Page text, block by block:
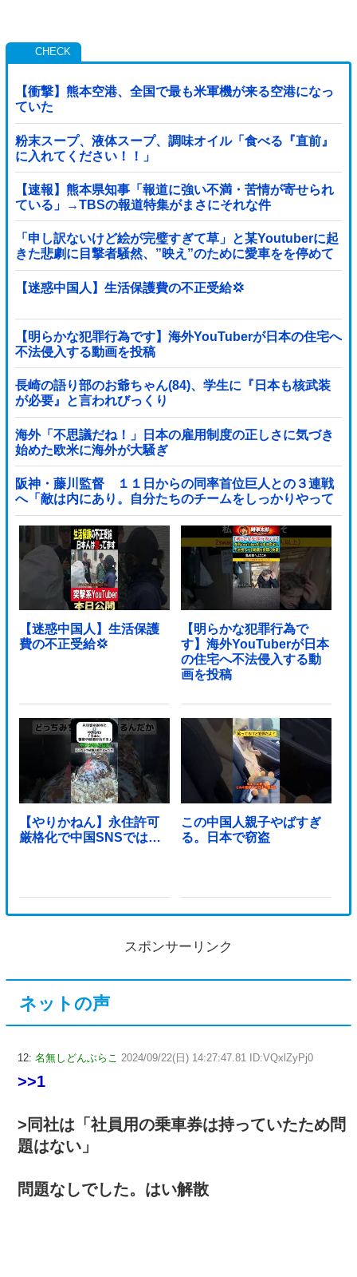
【衝撃】熊本空港、全国で最も米軍機が来る空港になっ
ていた
粉末スープ、液体スープ、調味オイル「食べる『直前』
に入れてください！！」
【速報】熊本県知事「報道に強い不満・苦情が寄せられ
ている」→TBSの報道特集がまさにそれな件
「申し訳ないけど絵が完璧すぎて草」と某Youtuberに起
きた悲劇に目撃者騒然、”映え”のために愛車をを停めて
撮影していたら……
【迷惑中国人】生活保護費の不正受給💢
【明らかな犯罪行為です】海外YouTuberが日本の住宅へ
不法侵入する動画を投稿
長崎の語り部のお爺ちゃん(84)、学生に『日本も核武装
が必要』と言われびっくり
海外「不思議だね！」日本の雇用制度の正しさに気づき
始めた欧米に海外が大騒ぎ
阪神・藤川監督 １１日からの同率首位巨人との３連戦
へ「敵は内にあり。自分たちのチームをしっかりやって
いく」他
【迷惑中国人】生活保護
費の不正受給💢
【明らかな犯罪行為で
す】海外YouTuberが日本
の住宅へ不法侵入する動
画を投稿
【やりかねん】永住許可
厳格化で中国SNSでは…
この中国人親子やばすぎ
る。日本で窃盗
スポンサーリンク
ネットの声
12: 名無しどんぶらこ 2024/09/22(日) 14:27:47.81 ID:VQxlZyPj0
>>1
>同社は「社員用の乗車券は持っていたため問
題はない」
問題なしでした。はい解散